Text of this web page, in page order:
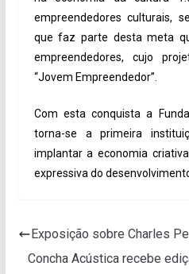
empreendedores culturais,
que faz parte desta meta
empreendedores, cujo
“Jovem Empreendedor”.
Com esta conquista a
torna-se a primeira
implantar a economia
expressiva do
Exposição sobre Charles
Concha Acústica recebe